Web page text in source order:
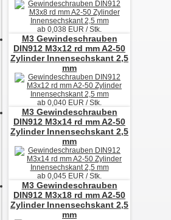
ab 0,038 EUR / Stk.
M3Gewindeschrauben
DIN912 M3x12 rd mm A2-50
Zylinder Innensechskant 2,5
mm
ab 0,040 EUR / Stk.
M3Gewindeschrauben
DIN912 M3x14 rd mm A2-50
Zylinder Innensechskant 2,5
mm
ab 0,045 EUR / Stk.
M3Gewindeschrauben
DIN912 M3x18 rd mm A2-50
Zylinder Innensechskant 2,5
mm